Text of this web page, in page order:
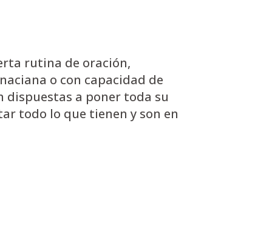
rutina de oración,
o con capacidad de
dispuestas a poner toda su
todo lo que tienen y son en